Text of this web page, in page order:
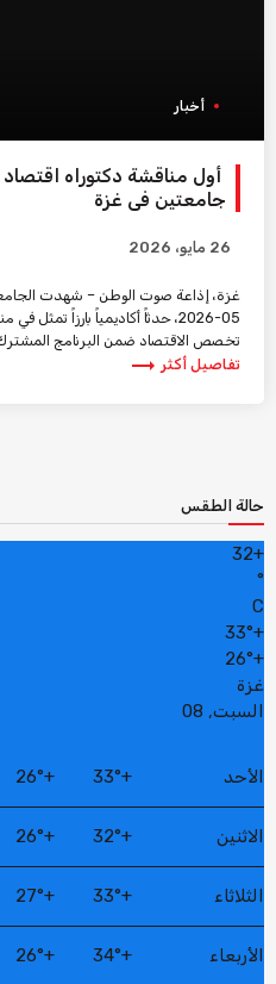
أخبار
أول مناقشة دكتوراه
جامعتين في غزة
26 مايو، 2026
05-2026، حدثاً أكاديمياً بارزاً
تخصص الاقتصاد ضمن البرنامج
تفاصيل أكثر trending_flat
حالة الطقس
+
32
°
C
+
33°
+
26°
غزة
السبت, 08
الأحد +
33°
+
26°
الاثنين +
32°
+
26°
الثلاثاء +
33°
+
27°
الأربعاء +
34°
+
26°